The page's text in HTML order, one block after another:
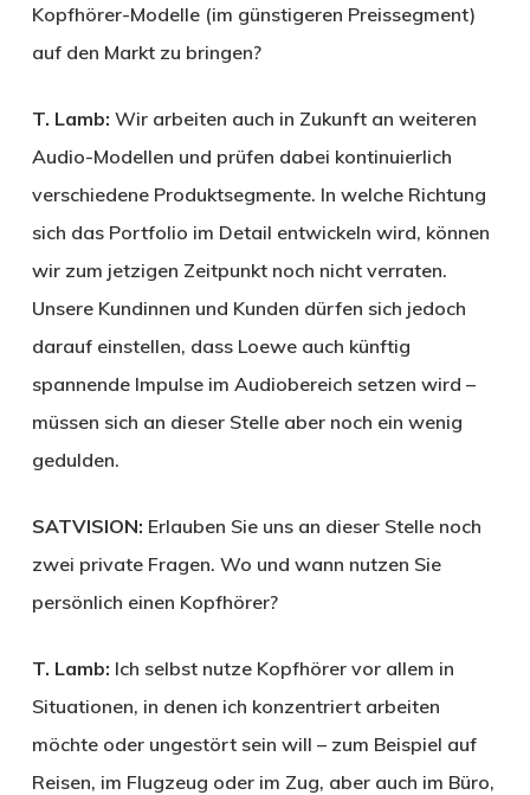
Kopfhörer-Modelle (im günstigeren Preissegment)
auf den Markt zu bringen?
T. Lamb: Wir arbeiten auch in Zukunft an weiteren
Audio-Modellen und prüfen dabei kontinuierlich
verschiedene Produktsegmente. In welche Richtung
sich das Portfolio im Detail entwickeln wird, können
wir zum jetzigen Zeitpunkt noch nicht verraten.
Unsere Kundinnen und Kunden dürfen sich jedoch
darauf einstellen, dass Loewe auch künftig
spannende Impulse im Audiobereich setz­en wird –
müssen sich an dieser Stelle aber noch ein wenig
gedulden.
SATVISION: Erlauben Sie uns an dieser Stelle noch
zwei private Fragen. Wo und wann nutzen Sie
persönlich einen Kopfhörer?
T. Lamb: Ich selbst nutze Kopfhörer vor allem in
Situationen, in denen ich konzentriert arbeiten
möchte oder ungestört sein will – zum Beispiel auf
Reisen, im Flugzeug oder im Zug, aber auch im Büro,